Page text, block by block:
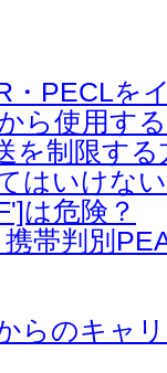
・PECLを
ら使用す
を制限する
はいけない
は危険？
帯判別
らのキャ